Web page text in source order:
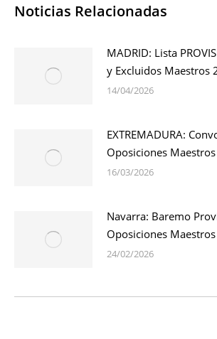
Noticias Relacionadas
MADRID: Lista
y Excluidos Maestros
14/04/2026
EXTREMADURA:
Oposiciones
16/03/2026
Navarra: Baremo
Oposiciones
24/02/2026